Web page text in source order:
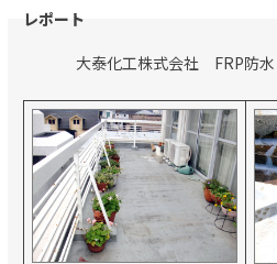
大泰化工株式会社 FRP防